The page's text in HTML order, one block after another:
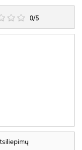
0/5